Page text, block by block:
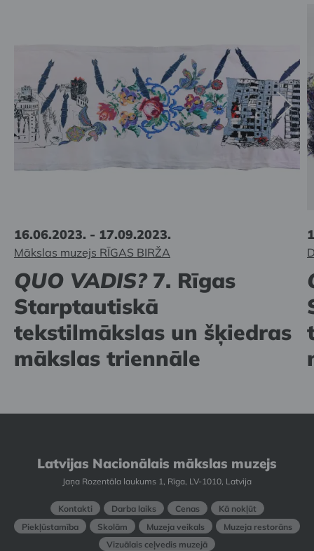
16.06.2023. - 17.09.2023.
Mākslas muzejs RĪGAS BIRŽA
QUO VADIS?7. Rīgas
Starptautiskā
tekstilmākslas un šķiedras
mākslas triennāle
Latvijas Nacionālais mākslas muzejs
Jaņa Rozentāla laukums 1, Rīga, LV-1010, Latvija
Kontakti Darba laiks Cenas
Kā nokļūt
Piekļūstamība
Skolām Muzeja veikals
Muzeja restorāns
Vizuālais ceļvedis muzejā